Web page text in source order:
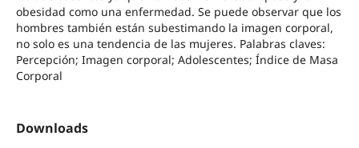
obesidad como una enfermedad. Se puede observar que los
hombres también están subestimando la imagen corporal,
no solo es una tendencia de las mujeres. Palabras claves:
Percepción; Imagen corporal; Adolescentes; Índice de Masa
Corporal
Downloads